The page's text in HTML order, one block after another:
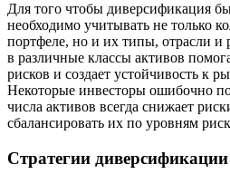
Для того чтобы диверсификация
необходимо учитывать не только
портфеле, но и их типы, отрасли и
в различные классы активов
рисков и создает устойчивость к
Некоторые инвесторы ошибочно
числа активов всегда снижает
сбалансировать их по уровням
Стратегии диверсификации